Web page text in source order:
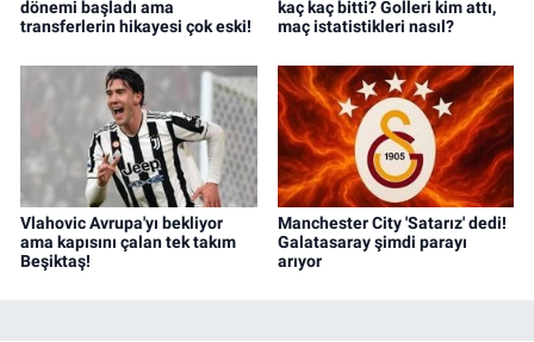
dönemi başladı ama
transferlerin hikayesi çok eski!
kaç kaç bitti? Golleri kim attı,
maç istatistikleri nasıl?
Vlahovic Avrupa'yı bekliyor
ama kapısını çalan tek takım
Beşiktaş!
Manchester City 'Satarız' dedi!
Galatasaray şimdi parayı
arıyor